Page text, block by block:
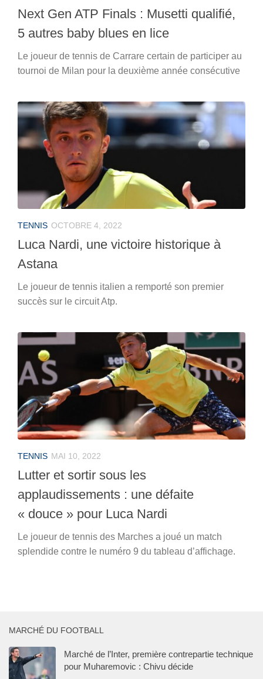
Next Gen ATP Finals : Musetti qualifié,
5 autres baby blues en lice
Le joueur de tennis de Carrare certain de participer au
tournoi de Milan pour la deuxième année consécutive
TENNIS OCTOBRE 4, 2022
Luca Nardi, une victoire historique à
Astana
Le joueur de tennis italien a remporté son premier
succès sur le circuit Atp.
TENNIS MAI 10, 2022
Lutter et sortir sous les
applaudissements : une défaite
« douce » pour Luca Nardi
Le joueur de tennis des Marches a joué un match
splendide contre le numéro 9 du tableau d’affichage.
MARCHÉ DU FOOTBALL
Marché de l’Inter, première contrepartie technique
pour Muharemovic : Chivu décide